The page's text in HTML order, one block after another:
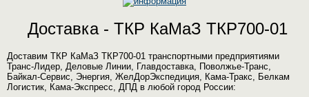
Доставка - ТКР КаМаЗ ТКР700-01
Доставим ТКР КаМаЗ ТКР700-01 транспортными предприятиями
Транс-Лидер, Деловые Линии, Главдоставка, Поволжье-Транс,
Байкал-Сервис, Энергия, ЖелДорЭкспедиция, Кама-Тракс, Белкам
Логистик, Кама-Экспресс, ДПД в любой город России: